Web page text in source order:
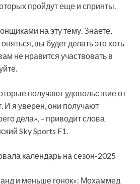
пройдут еще и спринты.
на эту тему. Знаете,
вы будет делать это хоть
не нравится участвовать в
получают удовольствие от
И я уверен, они получают
дела», – приводит слова
Sky Sports F1.
календарь на сезон-2025
и меньше гонок»: Мохаммед